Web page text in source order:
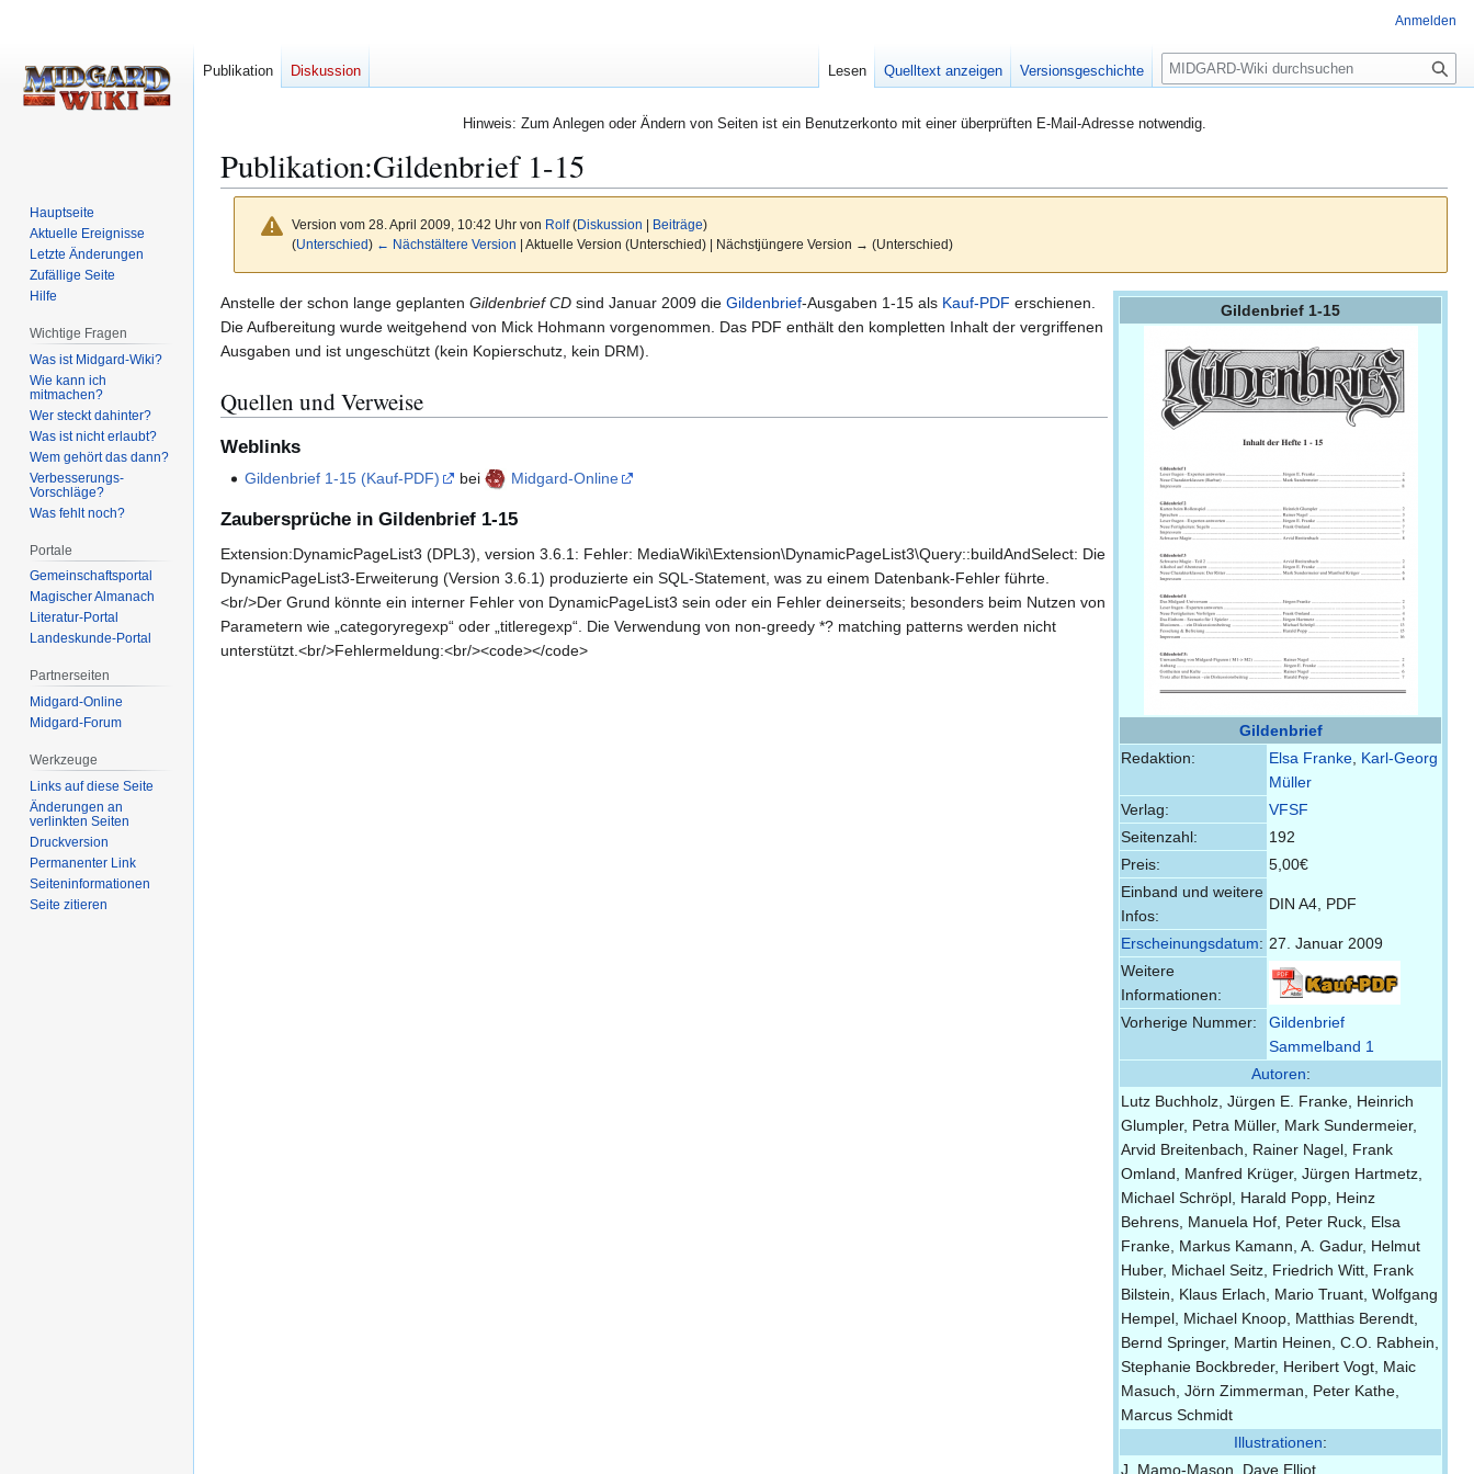
Hinweis: Zum Anlegen oder Ändern von Seiten ist ein Benutzerkonto mit einer überprüften E-Mail-Adresse notwendig.
Publikation:Gildenbrief 1-15
Version vom 28. April 2009, 10:42 Uhr von Rolf (Diskussion | Beiträge)
(Unterschied) ← Nächstältere Version | Aktuelle Version (Unterschied) | Nächstjüngere Version → (Unterschied)
Zur
Navigation
springen
Zur
Suche
springen
Gildenbrief 1-15
Gildenbrief
Redaktion:
Elsa Franke, Karl-Georg
Müller
Verlag:
VFSF
Seitenzahl:
192
Preis:
5,00€
Einband und weitere
Infos:
DIN A4, PDF
Erscheinungsdatum: 27. Januar 2009
Weitere
Informationen:
Vorherige Nummer:
Gildenbrief
Sammelband 1
Autoren:
Lutz Buchholz, Jürgen E. Franke, Heinrich
Glumpler, Petra Müller, Mark Sundermeier,
Arvid Breitenbach, Rainer Nagel, Frank
Omland, Manfred Krüger, Jürgen Hartmetz,
Michael Schröpl, Harald Popp, Heinz
Behrens, Manuela Hof, Peter Ruck, Elsa
Franke, Markus Kamann, A. Gadur, Helmut
Huber, Michael Seitz, Friedrich Witt, Frank
Bilstein, Klaus Erlach, Mario Truant, Wolfgang
Hempel, Michael Knoop, Matthias Berendt,
Bernd Springer, Martin Heinen, C.O. Rabhein,
Stephanie Bockbreder, Heribert Vogt, Maic
Masuch, Jörn Zimmerman, Peter Kathe,
Marcus Schmidt
Illustrationen:
J. Mamo-Mason, Dave Elliot
Anstelle der schon lange geplanten Gildenbrief CD sind Januar 2009 die Gildenbrief-Ausgaben 1-15 als Kauf-PDF erschienen.
Die Aufbereitung wurde weitgehend von Mick Hohmann vorgenommen. Das PDF enthält den kompletten Inhalt der vergriffenen
Ausgaben und ist ungeschützt (kein Kopierschutz, kein DRM).
Quellen und Verweise
Weblinks
Gildenbrief 1-15 (Kauf-PDF) bei Midgard-Online
Zaubersprüche in Gildenbrief 1-15
Extension:DynamicPageList3 (DPL3), version 3.6.1: Fehler: MediaWiki\Extension\DynamicPageList3\Query::buildAndSelect: Die
DynamicPageList3-Erweiterung (Version 3.6.1) produzierte ein SQL-Statement, was zu einem Datenbank-Fehler führte.
<br/>Der Grund könnte ein interner Fehler von DynamicPageList3 sein oder ein Fehler deinerseits; besonders beim Nutzen von
Parametern wie „categoryregexp“ oder „titleregexp“. Die Verwendung von non-greedy *? matching patterns werden nicht
unterstützt.<br/>Fehlermeldung:<br/><code></code>
Anmelden
Publikation Diskussion Lesen Quelltext anzeigen Versionsgeschichte
S
u
h
Hauptseite
Aktuelle Ereignisse
Letzte Änderungen
Zufällige Seite
Hilfe
Wichtige Fragen
Was ist Midgard-Wiki?
Wie kann ich
mitmachen?
Wer steckt dahinter?
Was ist nicht erlaubt?
Wem gehört das dann?
Verbesserungs-
Vorschläge?
Was fehlt noch?
Portale
Gemeinschafts­portal
Magischer Almanach
Literatur-Portal
Landeskunde-Portal
Partnerseiten
Midgard-Online
Midgard-Forum
Werkzeuge
Links auf diese Seite
Änderungen an
verlinkten Seiten
Druckversion
Permanenter Link
Seiten­­informationen
Seite zitieren